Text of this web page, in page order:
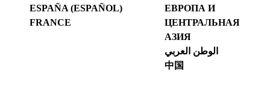
ESPAÑA (ESPAÑOL)
FRANCE
ЕВРОПА И
ЦЕНТРАЛЬНАЯ
АЗИЯ
الوطن العربي
中国